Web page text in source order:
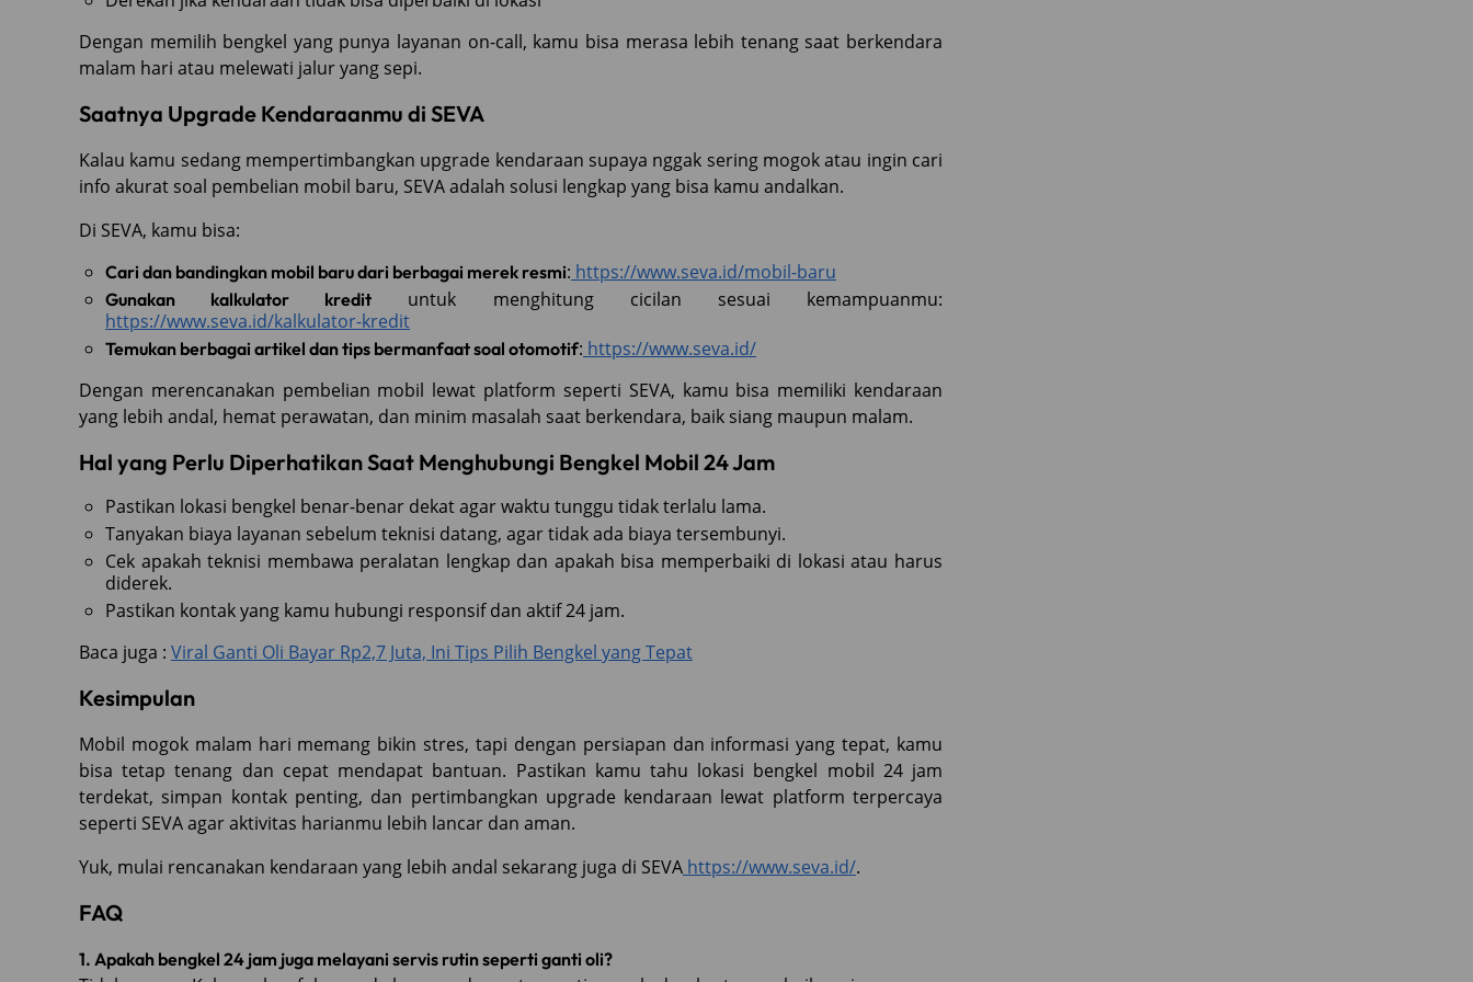
Dengan memilih bengkel yang punya layanan on-call, kamu bisa merasa lebih tenang saat berkendara
malam hari atau melewati jalur yang sepi.
Saatnya Upgrade Kendaraanmu di SEVA
Kalau kamu sedang mempertimbangkan upgrade kendaraan supaya nggak sering mogok atau ingin cari
info akurat soal pembelian mobil baru, SEVA adalah solusi lengkap yang bisa kamu andalkan.
Di SEVA, kamu bisa:
Cari dan bandingkan mobil baru dari berbagai merek resmi: https://www.seva.id/mobil-baru
Gunakan kalkulator kredit untuk menghitung cicilan sesuai kemampuanmu:
https://www.seva.id/kalkulator-kredit
Temukan berbagai artikel dan tips bermanfaat soal otomotif: https://www.seva.id/
Dengan merencanakan pembelian mobil lewat platform seperti SEVA, kamu bisa memiliki kendaraan
yang lebih andal, hemat perawatan, dan minim masalah saat berkendara, baik siang maupun malam.
Hal yang Perlu Diperhatikan Saat Menghubungi Bengkel Mobil 24 Jam
Pastikan lokasi bengkel benar-benar dekat agar waktu tunggu tidak terlalu lama.
Tanyakan biaya layanan sebelum teknisi datang, agar tidak ada biaya tersembunyi.
Cek apakah teknisi membawa peralatan lengkap dan apakah bisa memperbaiki di lokasi atau harus
diderek.
Pastikan kontak yang kamu hubungi responsif dan aktif 24 jam.
Baca juga : Viral Ganti Oli Bayar Rp2,7 Juta, Ini Tips Pilih Bengkel yang Tepat
Kesimpulan
Mobil mogok malam hari memang bikin stres, tapi dengan persiapan dan informasi yang tepat, kamu
bisa tetap tenang dan cepat mendapat bantuan. Pastikan kamu tahu lokasi bengkel mobil 24 jam
terdekat, simpan kontak penting, dan pertimbangkan upgrade kendaraan lewat platform terpercaya
seperti SEVA agar aktivitas harianmu lebih lancar dan aman.
Yuk, mulai rencanakan kendaraan yang lebih andal sekarang juga di SEVA https://www.seva.id/.
FAQ
1. Apakah bengkel 24 jam juga melayani servis rutin seperti ganti oli?